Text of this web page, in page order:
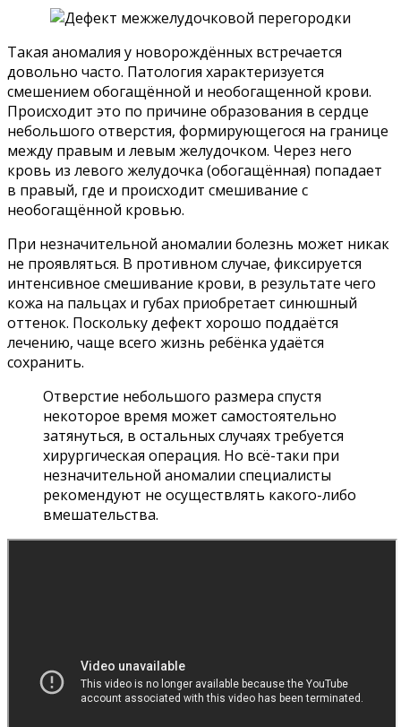
Такая аномалия у новорождённых встречается
довольно часто. Патология характеризуется
смешением обогащённой и необогащенной крови.
Происходит это по причине образования в сердце
небольшого отверстия, формирующегося на границе
между правым и левым желудочком. Через него
кровь из левого желудочка (обогащённая) попадает
в правый, где и происходит смешивание с
необогащённой кровью.
При незначительной аномалии болезнь может никак
не проявляться. В противном случае, фиксируется
интенсивное смешивание крови, в результате чего
кожа на пальцах и губах приобретает синюшный
оттенок. Поскольку дефект хорошо поддаётся
лечению, чаще всего жизнь ребёнка удаётся
сохранить.
Отверстие небольшого размера спустя
некоторое время может самостоятельно
затянуться, в остальных случаях требуется
хирургическая операция. Но всё-таки при
незначительной аномалии специалисты
рекомендуют не осуществлять какого-либо
вмешательства.